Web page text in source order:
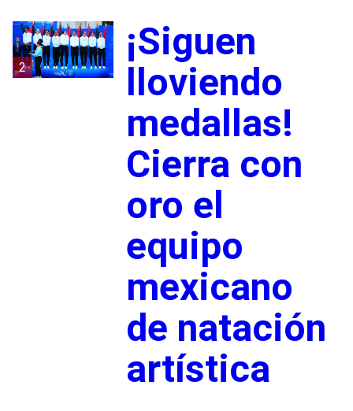
2
¡Siguen
lloviendo
medallas!
Cierra con
oro el
equipo
mexicano
de natación
artística